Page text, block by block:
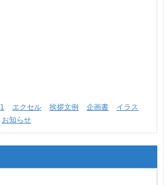
1 エクセル 挨拶文例 企画書
イラス
お知らせ